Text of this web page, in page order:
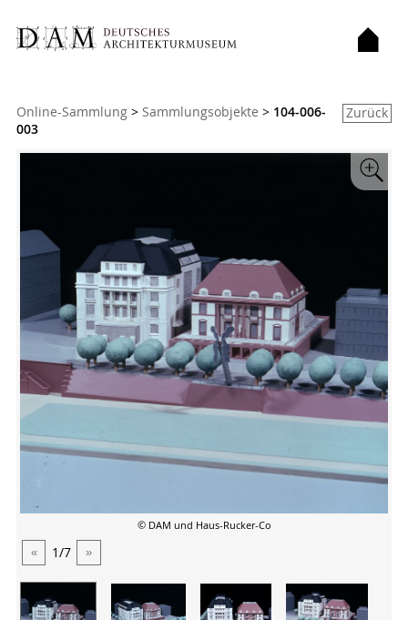
Zurück
Sie sind hier:
Online-Sammlung > Sammlungsobjekte > 104-006-
003
Zoom
© DAM und Haus-Rucker-Co
« 1/7 »